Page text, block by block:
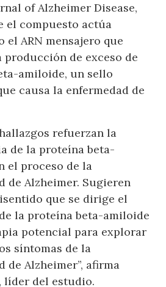
of Alzheimer Disease,
el compuesto actúa
el ARN mensajero que
producción de exceso de
amiloide, un sello
causa la enfermedad de
refuerzan la
de la proteína beta-
el proceso de la
de Alzheimer. Sugieren
que se dirige el
la proteína beta-amiloide
potencial para explorar
síntomas de la
de Alzheimer”, afirma
líder del estudio.